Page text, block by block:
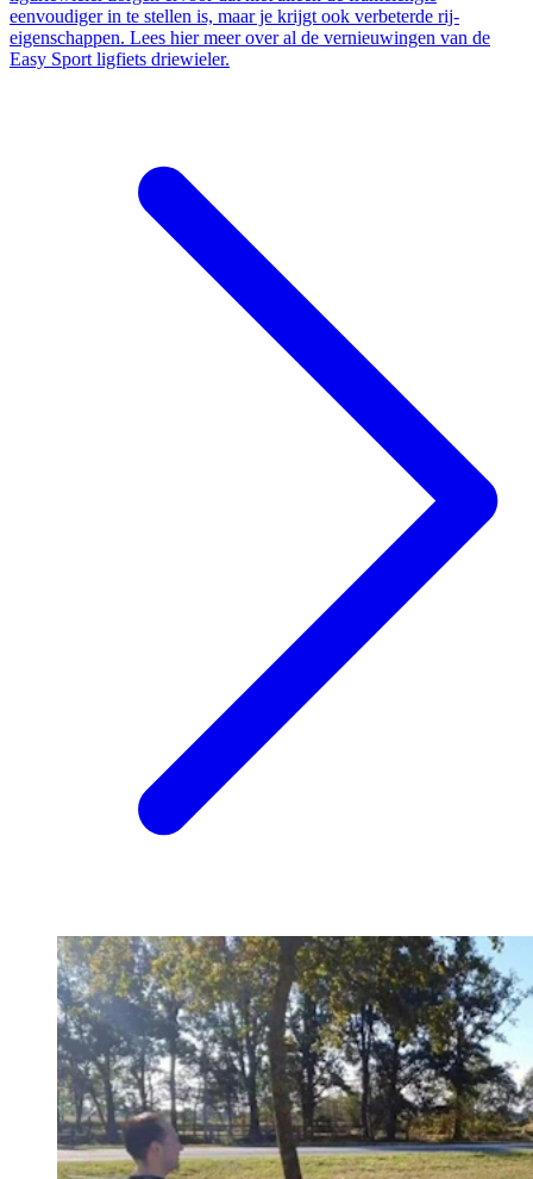
eenvoudiger in te stellen is, maar je krijgt ook verbeterde rij-
eigenschappen. Lees hier meer over al de vernieuwingen van de
Easy Sport ligfiets driewieler​.